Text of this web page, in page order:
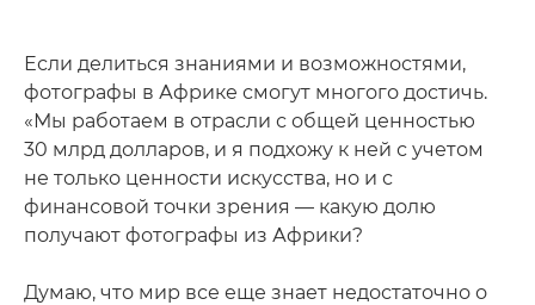
Если делиться знаниями и возможностями,
фотографы в Африке смогут многого достичь.
«Мы работаем в отрасли с общей ценностью
30 млрд долларов, и я подхожу к ней с учетом
не только ценности искусства, но и с
финансовой точки зрения — какую долю
получают фотографы из Африки?
Думаю, что мир все еще знает недостаточно о